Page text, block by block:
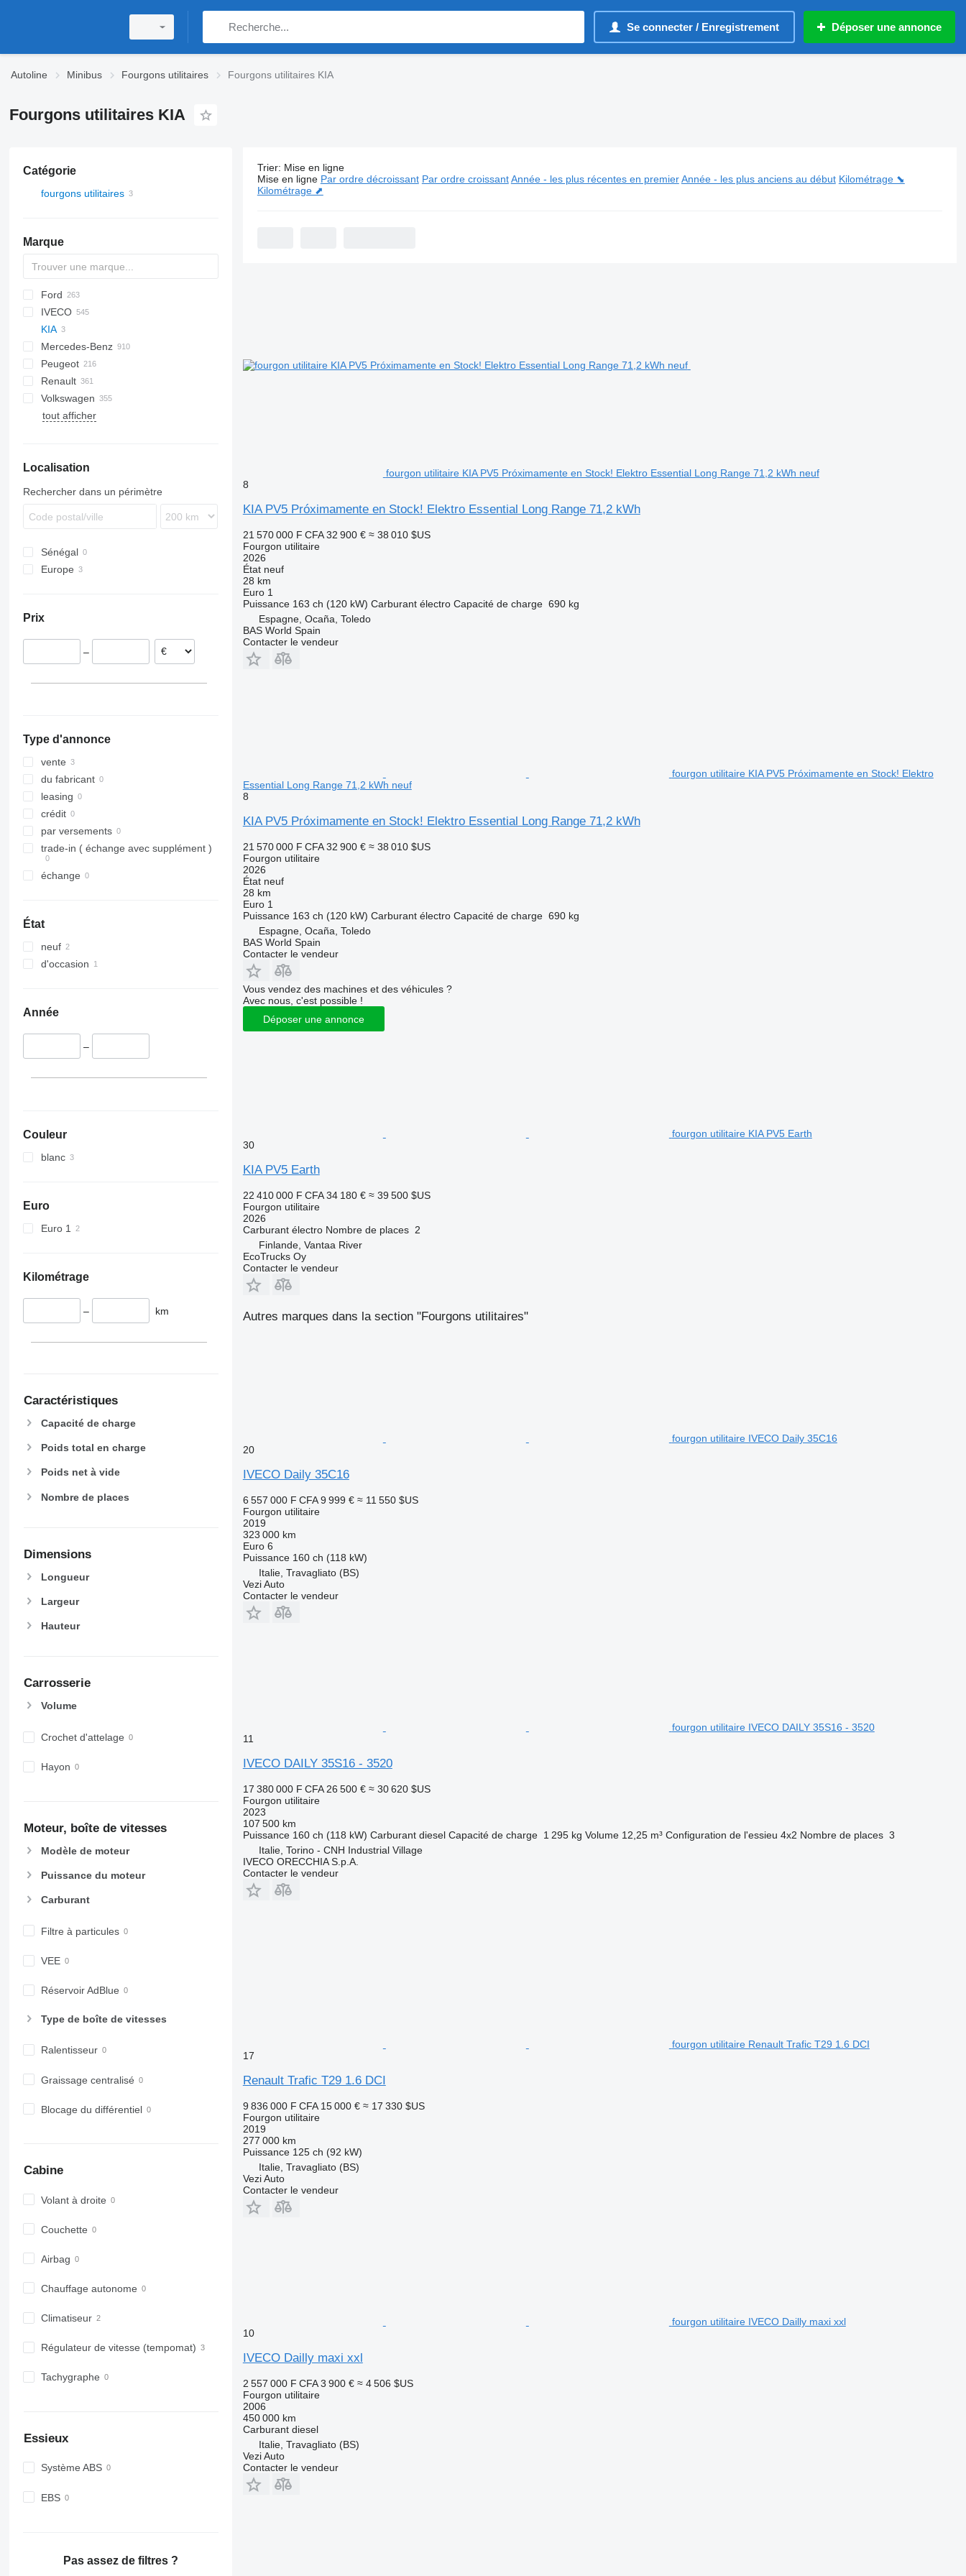
Se connecter / Enregistrement Déposer une annonce
Autoline Minibus Fourgons utilitaires Fourgons utilitaires KIA
Fourgons utilitaires KIA
Catégorie
fourgons utilitaires
Marque
Berlingo
C-series
Jumper
Jumpy
Logan
Doblo
Ducato
Scudo
Talento
Ford
Cargo
E-Transit
E-series
FG
Kuga
L-series
Tourneo
H-series
IVECO
Daily
EuroCargo
Turbo Daily
Como
KIA
PV
PV5
Range Rover
TGE
Deliver
eDeliver
Mercedes-Benz
C-Class
Citan
O-series
Sprinter
Vito
eSprinter
eVito
Canter
Cabstar
Caravan
Interstar
NT
Vanette
Movano
Vivaro
Peugeot
Boxer
Expert
Partner
Porter
Renault
Kangoo
Mascott
Trafic
Coaster
Dyna
Lite Ace
Sienna
Town Ace
Vivaro
Volkswagen
Caddy
LT
C
tout afficher
Localisation
Rechercher dans un périmètre
Sénégal
Europe
Prix
–
Type d'annonce
vente
du fabricant
leasing
crédit
par versements
trade-in ( échange avec supplément )
échange
État
neuf
d'occasion
Année
–
Couleur
blanc
Euro
Euro 1
Kilométrage
– km
Caractéristiques
Capacité de charge
Poids total en charge
Poids net à vide
Nombre de places
Dimensions
Longueur
Largeur
Hauteur
Carrosserie
Volume
Crochet d'attelage
Hayon
Moteur, boîte de vitesses
Modèle de moteur
Puissance du moteur
Carburant
Filtre à particules
VEE
Réservoir AdBlue
Type de boîte de vitesses
Ralentisseur
Graissage centralisé
Blocage du différentiel
Cabine
Volant à droite
Couchette
Airbag
Chauffage autonome
Climatiseur
Régulateur de vitesse (tempomat)
Tachygraphe
Essieux
Système ABS
EBS
Pas assez de filtres ?
3 annonces:Fourgons utilitaires KIA
Trier: Mise en ligne
Mise en ligne Par ordre décroissant Par ordre croissant Année - les plus récentes en premier Année - les plus anciens au début Kilométrage ⬊
Kilométrage ⬈
fourgon utilitaire KIA PV5 Próximamente en Stock! Elektro Essential Long Range 71,2 kWh neuf
8
KIA PV5 Próximamente en Stock! Elektro Essential Long Range 71,2 kWh
21 570 000 F CFA 32 900 € ≈ 38 010 $US
Fourgon utilitaire
2026
Étatneuf
28 km
Euro 1
Puissance 163 ch (120 kW) Carburant électro Capacité de charge 690 kg
Espagne, Ocaña, Toledo
BAS World Spain
Contacter le vendeur
fourgon utilitaire KIA PV5 Próximamente en Stock! Elektro
Essential Long Range 71,2 kWh neuf
8
KIA PV5 Próximamente en Stock! Elektro Essential Long Range 71,2 kWh
21 570 000 F CFA 32 900 € ≈ 38 010 $US
Fourgon utilitaire
2026
Étatneuf
28 km
Euro 1
Puissance 163 ch (120 kW) Carburant électro Capacité de charge 690 kg
Espagne, Ocaña, Toledo
BAS World Spain
Contacter le vendeur
Vous vendez des machines et des véhicules ?
Avec nous, c'est possible !
Déposer une annonce
fourgon utilitaire KIA PV5 Earth
30
KIA PV5 Earth
22 410 000 F CFA 34 180 € ≈ 39 500 $US
Fourgon utilitaire
2026
Carburant électro Nombre de places 2
Finlande, Vantaa River
EcoTrucks Oy
Contacter le vendeur
Autres marques dans la section "Fourgons utilitaires"
fourgon utilitaire IVECO Daily 35C16
20
IVECO Daily 35C16
6 557 000 F CFA 9 999 € ≈ 11 550 $US
Fourgon utilitaire
2019
323 000 km
Euro 6
Puissance 160 ch (118 kW)
Italie, Travagliato (BS)
Vezi Auto
Contacter le vendeur
fourgon utilitaire IVECO DAILY 35S16 - 3520
11
IVECO DAILY 35S16 - 3520
17 380 000 F CFA 26 500 € ≈ 30 620 $US
Fourgon utilitaire
2023
107 500 km
Puissance 160 ch (118 kW) Carburant diesel Capacité de charge 1 295 kg Volume 12,25 m³ Configuration de l'essieu 4x2 Nombre de places 3
Italie, Torino - CNH Industrial Village
IVECO ORECCHIA S.p.A.
Contacter le vendeur
fourgon utilitaire Renault Trafic T29 1.6 DCI
17
Renault Trafic T29 1.6 DCI
9 836 000 F CFA 15 000 € ≈ 17 330 $US
Fourgon utilitaire
2019
277 000 km
Puissance 125 ch (92 kW)
Italie, Travagliato (BS)
Vezi Auto
Contacter le vendeur
fourgon utilitaire IVECO Dailly maxi xxl
10
IVECO Dailly maxi xxl
2 557 000 F CFA 3 900 € ≈ 4 506 $US
Fourgon utilitaire
2006
450 000 km
Carburant diesel
Italie, Travagliato (BS)
Vezi Auto
Contacter le vendeur